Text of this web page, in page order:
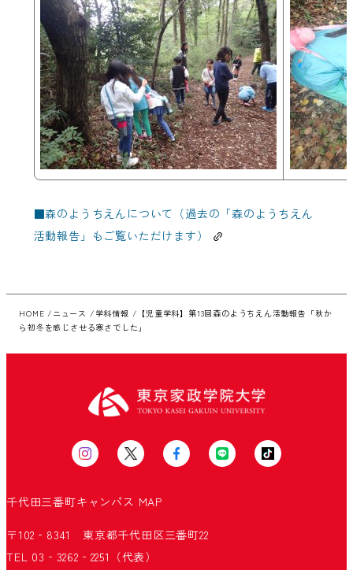
■森のようちえんについて（過去の「森のようちえん
活動報告」もご覧いただけます）
HOME ニュース 学科情報
【児童学科】第13回森のようちえん活動報告「秋か
ら初冬を感じさせる寒さでした」
千代田三番町キャンパス MAP
〒102‐8341 東京都千代田区三番町22
TEL 03‐3262‐2251（代表）